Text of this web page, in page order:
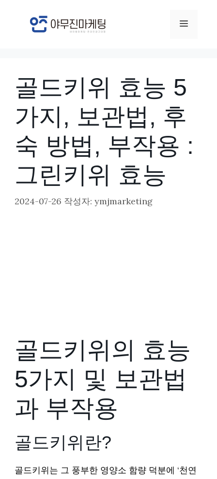
메
골드키위 효능 5
가지, 보관법, 후
숙 방법, 부작용 :
그린키위 효능
2024-07-26 작성자: ymjmarketing
골드키위의 효능
5가지 및 보관법
과 부작용
골드키위란?
골드키위는 그 풍부한 영양소 함량 덕분에 ‘천연